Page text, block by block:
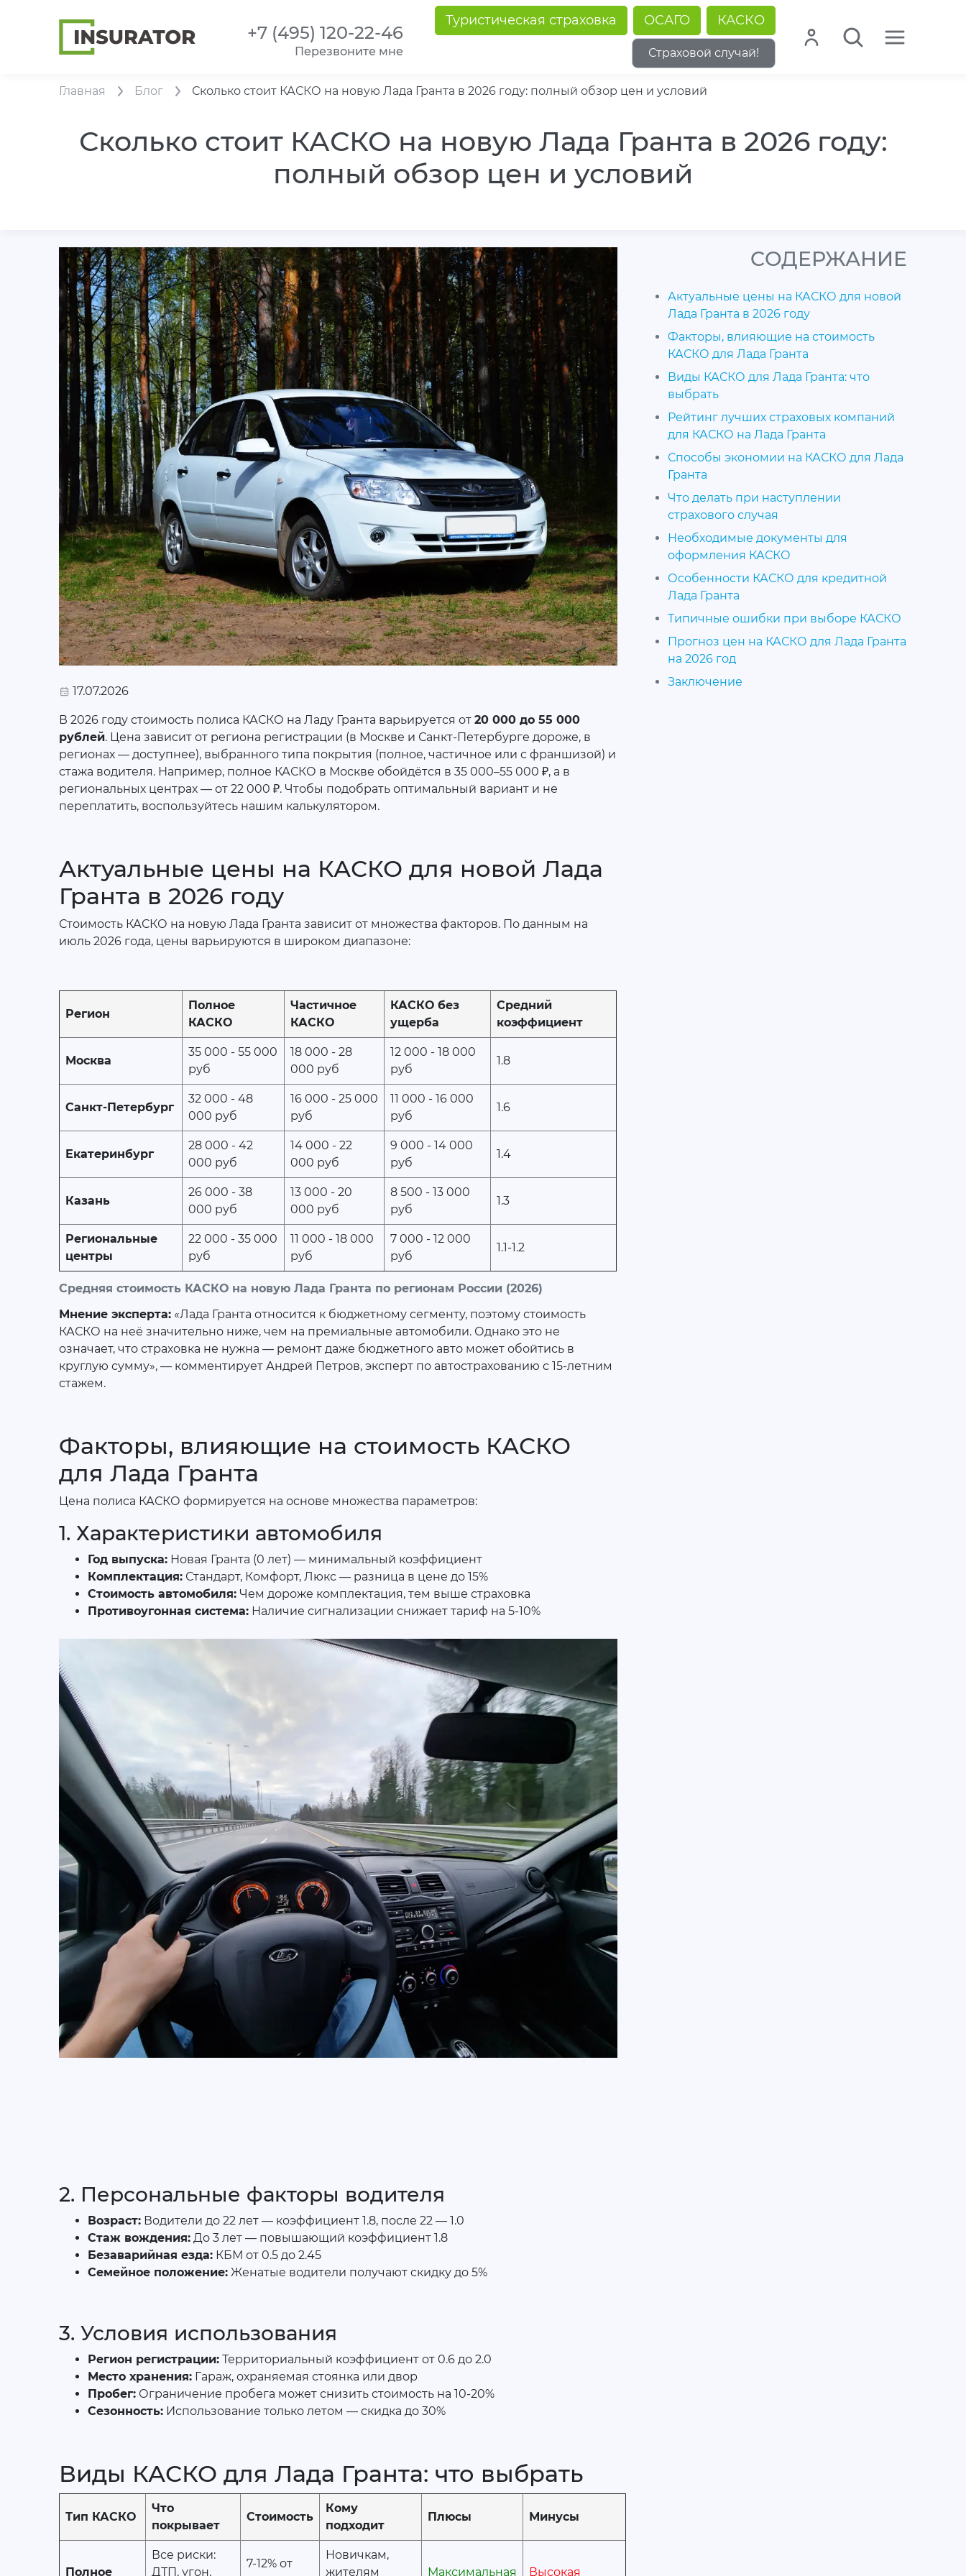
+7 (495) 120-22-46
Перезвоните мне
Туристическая страховка ОСАГО КАСКО
Страховой случай!
Главная Блог Сколько стоит КАСКО на новую Лада Гранта в 2026 году: полный обзор цен и условий
Сколько стоит КАСКО на новую Лада Гранта в 2026 году:
полный обзор цен и условий
17.07.2026
В 2026 году стоимость полиса КАСКО на Ладу Гранта варьируется от 20 000 до 55 000
рублей. Цена зависит от региона регистрации (в Москве и Санкт-Петербурге дороже, в
регионах — доступнее), выбранного типа покрытия (полное, частичное или с франшизой) и
стажа водителя. Например, полное КАСКО в Москве обойдётся в 35 000–55 000 ₽, а в
региональных центрах — от 22 000 ₽. Чтобы подобрать оптимальный вариант и не
переплатить, воспользуйтесь нашим калькулятором.
Актуальные цены на КАСКО для новой Лада
Гранта в 2026 году
Стоимость КАСКО на новую Лада Гранта зависит от множества факторов. По данным на
июль 2026 года, цены варьируются в широком диапазоне:
Средняя стоимость КАСКО на новую Лада Гранта по регионам России (2026)
Регион
Полное
КАСКО
Частичное
КАСКО
КАСКО без
ущерба
Средний
коэффициент
Москва
35 000 - 55 000
руб
18 000 - 28
000 руб
12 000 - 18 000
руб
1.8
Санкт-Петербург
32 000 - 48
000 руб
16 000 - 25 000
руб
11 000 - 16 000
руб
1.6
Екатеринбург
28 000 - 42
000 руб
14 000 - 22
000 руб
9 000 - 14 000
руб
1.4
Казань
26 000 - 38
000 руб
13 000 - 20
000 руб
8 500 - 13 000
руб
1.3
Региональные
центры
22 000 - 35 000
руб
11 000 - 18 000
руб
7 000 - 12 000
руб
1.1-1.2
Мнение эксперта: «Лада Гранта относится к бюджетному сегменту, поэтому стоимость
КАСКО на неё значительно ниже, чем на премиальные автомобили. Однако это не
означает, что страховка не нужна — ремонт даже бюджетного авто может обойтись в
круглую сумму», — комментирует Андрей Петров, эксперт по автострахованию с 15-летним
стажем.
Факторы, влияющие на стоимость КАСКО
для Лада Гранта
Цена полиса КАСКО формируется на основе множества параметров:
1. Характеристики автомобиля
Год выпуска: Новая Гранта (0 лет) — минимальный коэффициент
Комплектация: Стандарт, Комфорт, Люкс — разница в цене до 15%
Стоимость автомобиля: Чем дороже комплектация, тем выше страховка
Противоугонная система: Наличие сигнализации снижает тариф на 5-10%
2. Персональные факторы водителя
Возраст: Водители до 22 лет — коэффициент 1.8, после 22 — 1.0
Стаж вождения: До 3 лет — повышающий коэффициент 1.8
Безаварийная езда: КБМ от 0.5 до 2.45
Семейное положение: Женатые водители получают скидку до 5%
3. Условия использования
Регион регистрации: Территориальный коэффициент от 0.6 до 2.0
Место хранения: Гараж, охраняемая стоянка или двор
Пробег: Ограничение пробега может снизить стоимость на 10-20%
Сезонность: Использование только летом — скидка до 30%
Виды КАСКО для Лада Гранта: что выбрать
Тип КАСКО
Что
покрывает
Стоимость
Кому
подходит
Плюсы Минусы
Полное
Все риски:
ДТП, угон,
7-12% от
Новичкам,
жителям
Максимальная Высокая
CОДЕРЖАНИЕ
Актуальные цены на КАСКО для новой
Лада Гранта в 2026 году
Факторы, влияющие на стоимость
КАСКО для Лада Гранта
Виды КАСКО для Лада Гранта: что
выбрать
Рейтинг лучших страховых компаний
для КАСКО на Лада Гранта
Способы экономии на КАСКО для Лада
Гранта
Что делать при наступлении
страхового случая
Необходимые документы для
оформления КАСКО
Особенности КАСКО для кредитной
Лада Гранта
Типичные ошибки при выборе КАСКО
Прогноз цен на КАСКО для Лада Гранта
на 2026 год
Заключение